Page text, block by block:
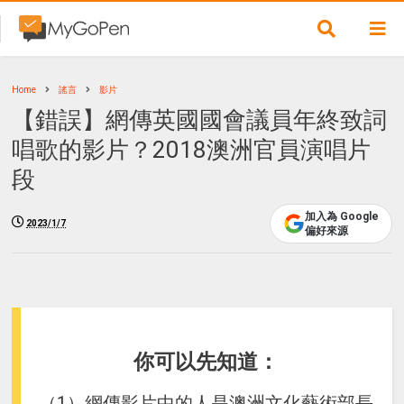
Home 謠言 影片
【錯誤】網傳英國國會議員年終致詞
唱歌的影片？2018澳洲官員演唱片
段
2023/1/7
加入為 Google
偏好來源
你可以先知道：